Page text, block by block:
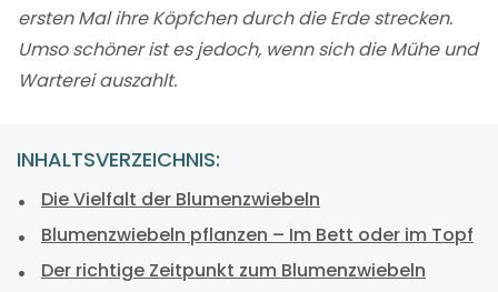
ersten Mal ihre Köpfchen durch die Erde strecken.
Umso schöner ist es jedoch, wenn sich die Mühe und
Warterei auszahlt.
INHALTSVERZEICHNIS:
Die Vielfalt der Blumenzwiebeln
Blumenzwiebeln pflanzen – Im Bett oder im Topf
Der richtige Zeitpunkt zum Blumenzwiebeln